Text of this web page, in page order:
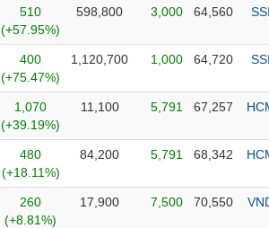
510
(+57.95%)
598,800 3,000 64,560
400
(+75.47%)
1,120,700 1,000 64,720
1,070
(+39.19%)
11,100 5,791 67,257
480
(+18.11%)
84,200 5,791 68,342
260
(+8.81%)
17,900 7,500 70,550